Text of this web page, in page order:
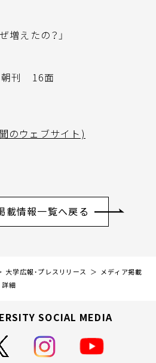
えたの？」
刊 16面
のウェブサイト)
載情報一覧へ戻る
大学広報・プレスリリース
メディア掲載
細
SOCIAL MEDIA